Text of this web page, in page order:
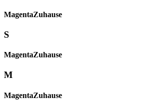
Magenta­Zuhause
S
Magenta­Zuhause
M
Magenta­Zuhause